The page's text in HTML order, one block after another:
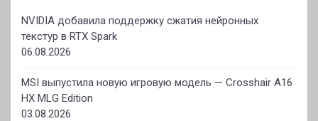
NVIDIA добавила поддержку сжатия нейронных
текстур в RTX Spark
06.08.2026
MSI выпустила новую игровую модель — Crosshair A16
HX MLG Edition
03.08.2026